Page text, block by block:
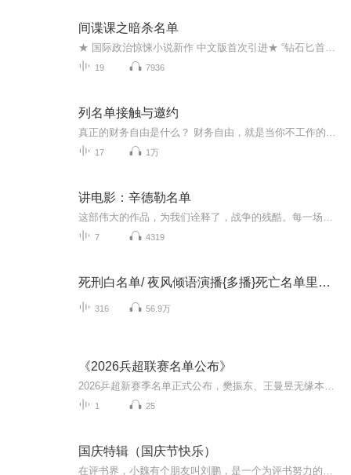
间谍课之暗杀名单
19 7936
列名单接触与邀约
17 1万
讲电影：辛德勒名单
7 4319
死刑白名单/ 夜风倾语演播{多播}死亡名单里的故事
316 56.9万
《2026兵超联赛名单公布》
1 25
国庆特辑（国庆节快乐）